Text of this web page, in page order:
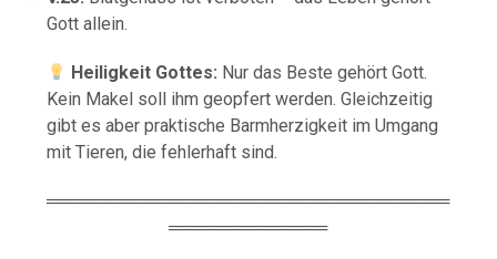
Gott allein.
Heiligkeit Gottes: Nur das Beste gehört Gott.
Kein Makel soll ihm geopfert werden. Gleichzeitig
gibt es aber praktische Barmherzigkeit im Umgang
mit Tieren, die fehlerhaft sind.
═════════════════════════════════
═════════════